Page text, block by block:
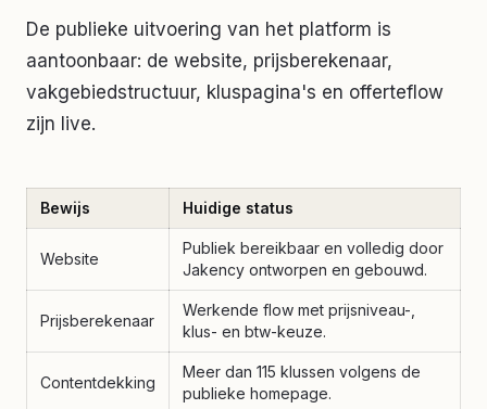
De publieke uitvoering van het platform is
aantoonbaar: de website, prijsberekenaar,
vakgebiedstructuur, kluspagina's en offerteflow
zijn live.
Bewijs Huidige status
Website
Publiek bereikbaar en volledig door
Jakency ontworpen en gebouwd.
Prijsberekenaar
Werkende flow met prijsniveau-,
klus- en btw-keuze.
Contentdekking
Meer dan 115 klussen volgens de
publieke homepage.